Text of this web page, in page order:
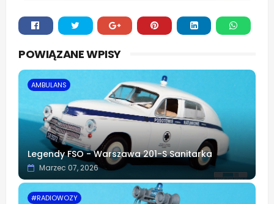
POWIĄZANE WPISY
AMBULANS
Legendy FSO - Warszawa 201-S Sanitarka
Marzec 07, 2026
#RADIOWOZY